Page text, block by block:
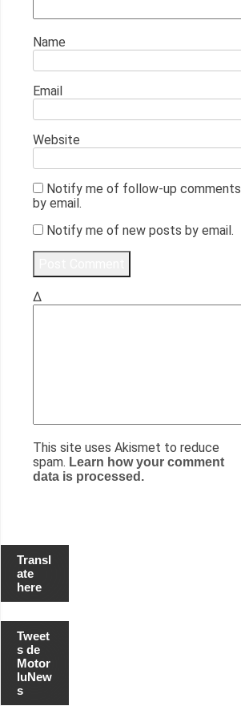
Name
Email
Website
Notify me of follow-up comments
by email.
Notify me of new posts by email.
Δ
This site uses Akismet to reduce
spam. Learn how your comment
data is processed.
Transl
ate
here
Tweet
s de
Motor
luNew
s